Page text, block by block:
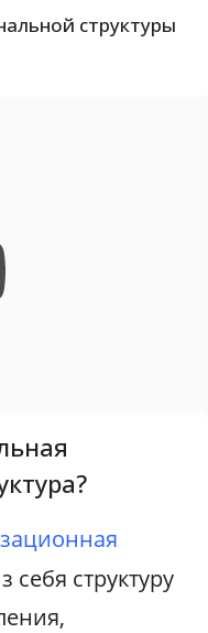
структуры
себя структуру